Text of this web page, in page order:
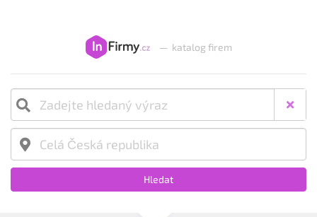
— katalog firem
Hledat